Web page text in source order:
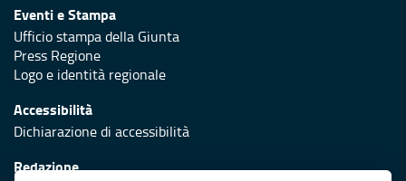
Eventi e Stampa
Ufficio stampa della Giunta
Press Regione
Logo e identità regionale
Accessibilità
Dichiarazione di accessibilità
Redazione